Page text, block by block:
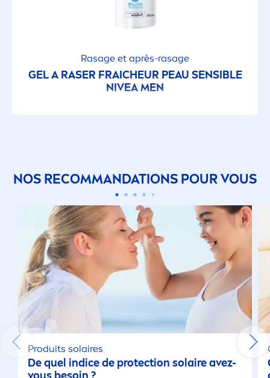
Rasage et après-rasage
GEL A RASER FRAICHEUR PEAU SENSIBLE
NIVEAMEN
NOS RECOMMANDATIONS POUR VOUS
Produits solaires
De quel indice de protection solaire avez-